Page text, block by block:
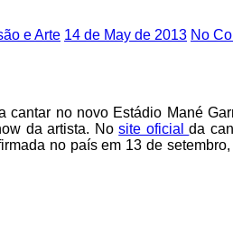
e Arte 14 de May de 2013 No
no novo Estádio Mané
da artista. Nosite oficialda
no país em 13 de